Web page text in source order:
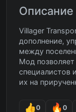
Описание
Villager
дополнение,
между
Мод
специалистов
их на
0 0